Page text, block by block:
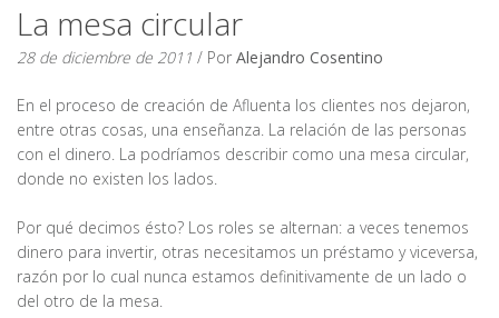
La mesa circular
28 de diciembre de 2011 / Por Alejandro Cosentino
En el proceso de creación de Afluenta los clientes nos dejaron,
entre otras cosas, una enseñanza. La relación de las personas
con el dinero. La podríamos describir como una mesa circular,
donde no existen los lados.
Por qué decimos ésto? Los roles se alternan: a veces tenemos
dinero para invertir, otras necesitamos un préstamo y viceversa,
razón por lo cual nunca estamos definitivamente de un lado o
del otro de la mesa.